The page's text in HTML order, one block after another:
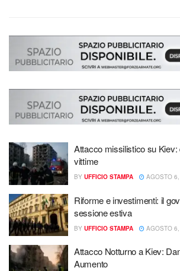
Attacco missilistico su
vittime
BY UFFICIO STAMPA AGOSTO
Riforme e investimenti: il
sessione estiva
BY UFFICIO STAMPA AGOSTO
Attacco Notturno a Kiev:
Aumento